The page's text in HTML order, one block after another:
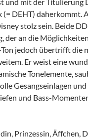
(= DEHT) daherkommt.
stolz sein. Beide
der an die
jedoch übertrifft die
Er weist eine
Tonelemente,
Gesangseinlagen
und Bass-
Prinzessin, Äffchen,